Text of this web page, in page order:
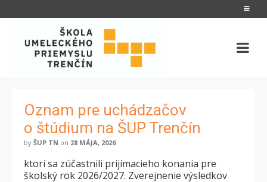
Oznam pre uchádzačov
o štúdium na ŠUP Trenčín
by ŠUP TN on 28 MÁJA, 2026
ktorí sa zúčastnili prijímacieho konania pre
školský rok 2026/2027. Zverejnenie výsledkov